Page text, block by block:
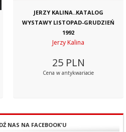
JERZY KALINA..KATALOG
WYSTAWY LISTOPAD-GRUDZIEŃ
1992
Jerzy Kalina
25 PLN
Cena w antykwariacie
NAS NA FACEBOOK'U